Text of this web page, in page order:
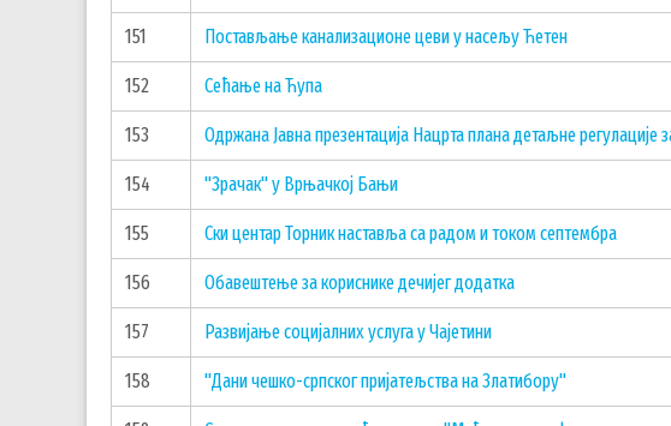
151 Постављање канализационе цеви у насељу Ћетен
152 Сећање на Ћупа
153 Одржана Јавна презентација Нацрта плана детаљне
154 "Зрачак" у Врњачкој Бањи
155 Ски центар Торник наставља са радом и током септембра
156 Обавештење за кориснике дечијег додатка
157 Развијање социјалних услуга у Чајетини
158 "Дани чешко-српског пријатељства на Златибору"